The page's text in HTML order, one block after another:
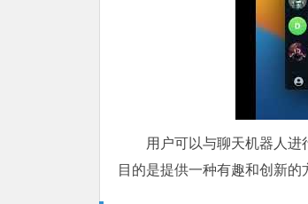
用户可以与聊天机器人
目的是提供一种有趣和创新的